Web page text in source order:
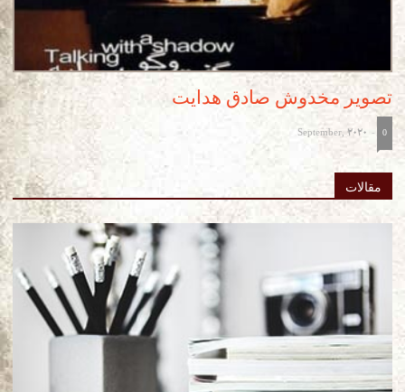
تصوير مخدوش صادق هدايت
-
September, 2020 0
مقالات